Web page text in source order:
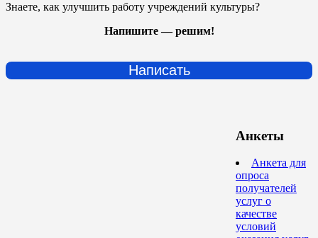
Знаете, как улучшить работу учреждений культуры?
Напишите — решим!
Написать
Анкеты
Анкета для
опроса
получателей
услуг о
качестве
условий